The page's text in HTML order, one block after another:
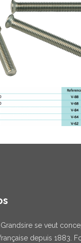
se veut
depuis 1883.